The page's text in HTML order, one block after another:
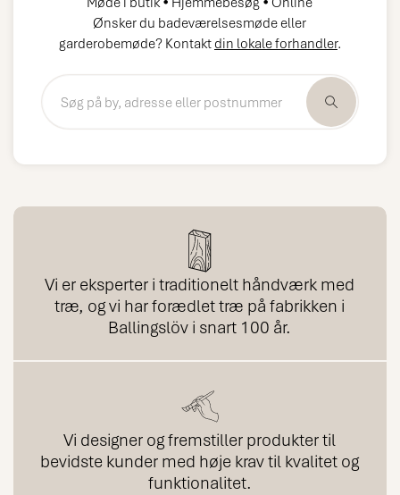
Ønsker du badeværelsesmøde eller
garderobemøde? Kontakt din lokale forhandler.
Vi er eksperter i traditionelt håndværk med
træ, og vi har forædlet træ på fabrikken i
Ballingslöv i snart 100 år.
Vi designer og fremstiller produkter til
bevidste kunder med høje krav til kvalitet og
funktionalitet.